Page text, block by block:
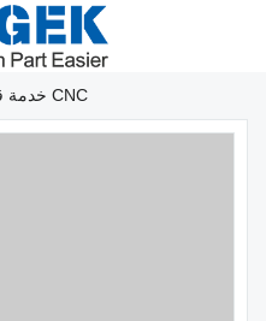
خدمة قطع القطع بالليزر CNC